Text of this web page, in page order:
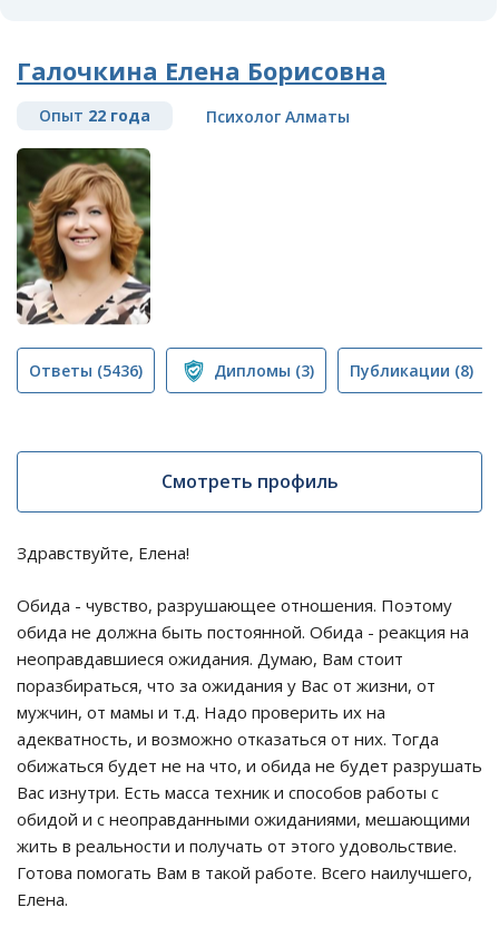
Галочкина Елена Борисовна
Опыт 22 года Психолог Алматы
Ответы (5436) Дипломы (3) Публикации (8)
Смотреть профиль
Здравствуйте, Елена!
Обида - чувство, разрушающее отношения. Поэтому
обида не должна быть постоянной. Обида - реакция на
неоправдавшиеся ожидания. Думаю, Вам стоит
поразбираться, что за ожидания у Вас от жизни, от
мужчин, от мамы и т.д. Надо проверить их на
адекватность, и возможно отказаться от них. Тогда
обижаться будет не на что, и обида не будет разрушать
Вас изнутри. Есть масса техник и способов работы с
обидой и с неоправданными ожиданиями, мешающими
жить в реальности и получать от этого удовольствие.
Готова помогать Вам в такой работе. Всего наилучшего,
Елена.